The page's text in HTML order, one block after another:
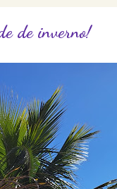
de inverno!